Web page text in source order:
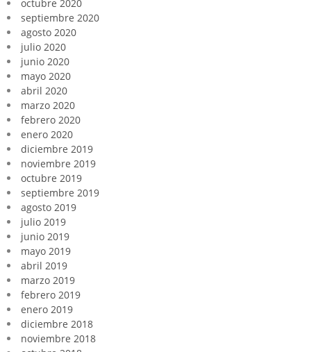
octubre 2020
septiembre 2020
agosto 2020
julio 2020
junio 2020
mayo 2020
abril 2020
marzo 2020
febrero 2020
enero 2020
diciembre 2019
noviembre 2019
octubre 2019
septiembre 2019
agosto 2019
julio 2019
junio 2019
mayo 2019
abril 2019
marzo 2019
febrero 2019
enero 2019
diciembre 2018
noviembre 2018